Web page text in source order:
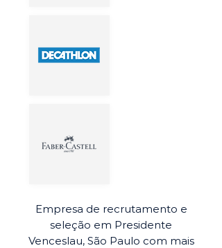
Empresa de recrutamento e
seleção em Presidente
Venceslau, São Paulo com mais